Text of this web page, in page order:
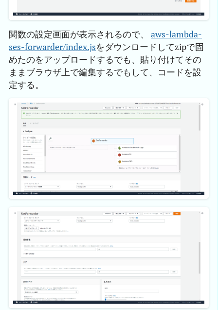
関数の設定画面が表示されるので、 aws-lambda-
ses-forwarder/index.jsをダウンロードしてzipで固
めたのをアップロードするでも、貼り付けてその
ままブラウザ上で編集するでもして、コードを設
定する。